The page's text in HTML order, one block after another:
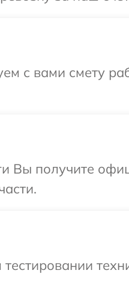
с вами смету
Вы получите